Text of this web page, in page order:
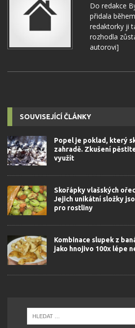
Do redakce
přidala
redaktorky ji
rozhodla
autorovi]
SOUVISEJÍCÍ ČLÁNKY
Popel je poklad, který
zahradě. Zkušení
využít
Skořápky vlašských
Jejich unikátní složky
pro rostliny
Kombinace slupek z
jako hnojivo 100x lépe